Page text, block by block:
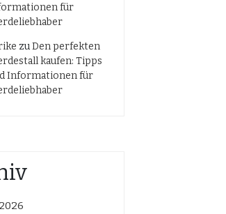
für
zuDen perfekten
kaufen: Tipps
Informationen für